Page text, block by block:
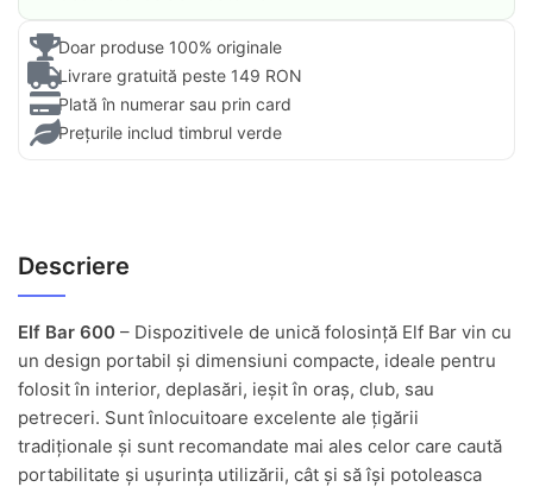
Doar produse 100% originale
Livrare gratuită peste 149 RON
Plată în numerar sau prin card
Prețurile includ timbrul verde
Descriere
Elf Bar 600 – Dispozitivele de unică folosință Elf Bar vin cu
un design portabil și dimensiuni compacte, ideale pentru
folosit în interior, deplasări, ieșit în oraș, club, sau
petreceri. Sunt înlocuitoare excelente ale țigării
tradiționale și sunt recomandate mai ales celor care caută
portabilitate și ușurința utilizării, cât și să își potoleasca